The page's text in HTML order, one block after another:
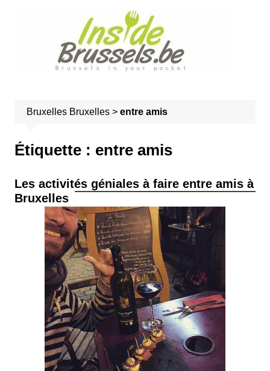
Bruxelles Bruxelles> entre amis
Étiquette : entre amis
Les activités géniales à faire entre amis à
Bruxelles